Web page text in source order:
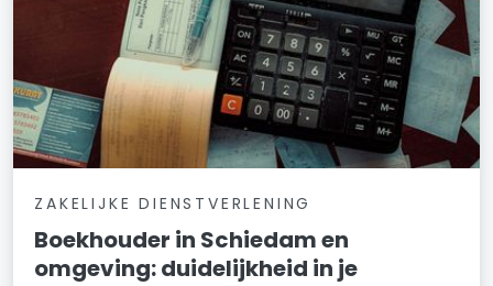
ZAKELIJKE DIENSTVERLENING
Boekhouder in Schiedam en
omgeving: duidelijkheid in je